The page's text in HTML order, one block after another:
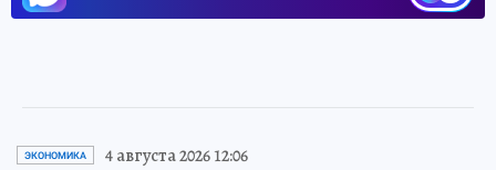
ЭКОНОМИКА 4 августа 2026 12:06